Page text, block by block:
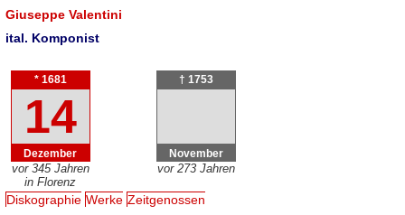
Giuseppe Valentini
ital. Komponist
* 1681
14
Dezember
vor 345 Jahren
in Florenz
† 1753
November
vor 273 Jahren
Diskographie Werke Zeitgenossen